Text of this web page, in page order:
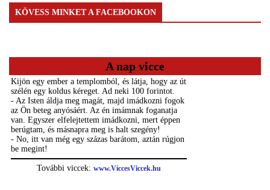
KÖVESS MINKET A FACEBOOKON
A nap vicce